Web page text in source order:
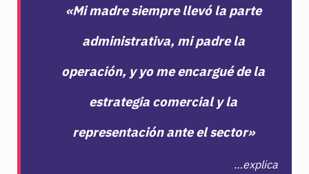
«Mi madre siempre llevó la parte
administrativa, mi padre la
operación, y yo me encargué de la
estrategia comercial y la
representación ante el sector»
…explica